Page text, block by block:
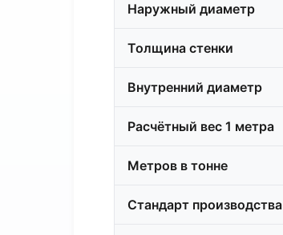
Наружный диаметр
Толщина стенки
Внутренний диаметр
Расчётный вес 1 метра
Метров в тонне
Стандарт производства